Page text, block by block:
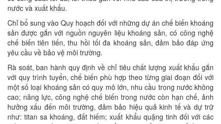
nước và xuất khẩu.
Chỉ bổ sung vào Quy hoạch đối với những dự án chế biến khoáng
sản được gắn với nguồn nguyên liệu khoáng sản, có công nghệ
chế biến tiên tiến, thu hồi tối đa khoáng sản, đảm bảo đáp ứng
yêu cầu về bảo vệ môi trường.
Rà soát, ban hành quy định về chỉ tiêu chất lượng xuất khẩu gắn
với quy trình tuyển, chế biến phù hợp theo từng giai đoạn đối với
một số loại khoáng sản có quy mô lớn, nhu cầu trong nước không
cao; năng lực, công nghệ chế biến trong nước còn hạn chế, ảnh
hưởng xấu đến môi trường, đảm bảo hiệu quả kinh tế và dự trữ
như: titan sa khoáng, đất hiếm; xuất khẩu quặng tinh đối với các